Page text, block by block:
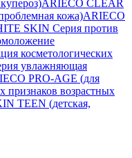
ARIECO CLEAR
кожа)ARIECO
SKIN Серия против
косметологических
увлажняющая
PRO-AGE (для
признаков возрастных
TEEN (детская,